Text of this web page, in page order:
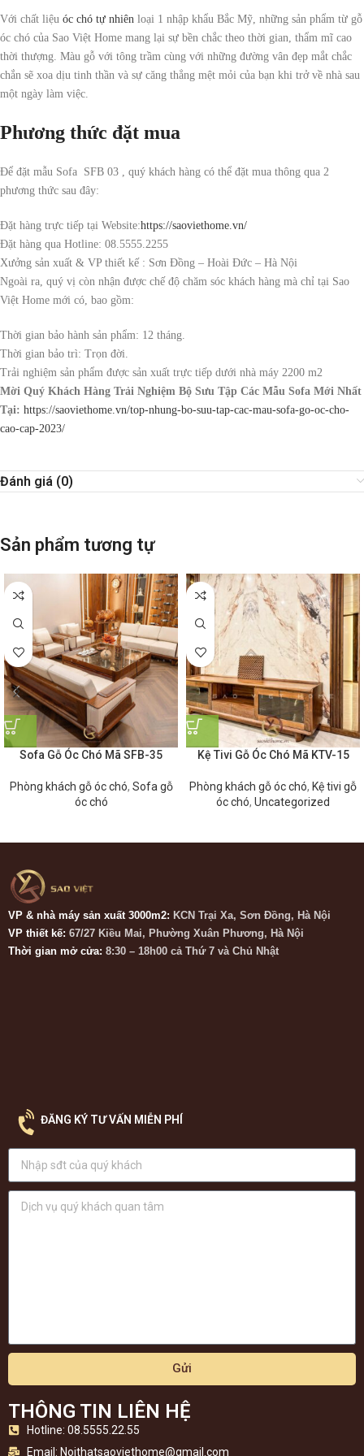
Với chất liệu óc chó tự nhiên loại 1 nhập khẩu Bắc Mỹ, những sản phẩm từ gỗ
óc chó của Sao Việt Home mang lại sự bền chắc theo thời gian, thẩm mĩ cao
thời thượng. Màu gỗ với tông trầm cùng với những đường vân đẹp mắt chắc
chắn sẽ xoa dịu tinh thần và sự căng thẳng mệt mỏi của bạn khi trở về nhà sau
một ngày làm việc.
Phương thức đặt mua
Để đặt mẫu Sofa SFB 03 , quý khách hàng có thể đặt mua thông qua 2
phương thức sau đây:
Đặt hàng trực tiếp tại Website:https://saoviethome.vn/
Đặt hàng qua Hotline: 08.5555.2255
Xưởng sản xuất & VP thiết kế : Sơn Đồng – Hoài Đức – Hà Nội
Ngoài ra, quý vị còn nhận được chế độ chăm sóc khách hàng mà chỉ tại Sao
Việt Home mới có, bao gồm:
Thời gian bảo hành sản phẩm: 12 tháng.
Thời gian bảo trì: Trọn đời.
Trải nghiệm sản phẩm được sản xuất trực tiếp dưới nhà máy 2200 m2
Mời Quý Khách Hàng Trải Nghiệm Bộ Sưu Tập Các Mẫu Sofa Mới Nhất
Tại: https://saoviethome.vn/top-nhung-bo-suu-tap-cac-mau-sofa-go-oc-cho-
cao-cap-2023/
Đánh giá (0)
Sản phẩm tương tự
Sofa Gỗ Óc Chó Mã SFB-35
Phòng khách gỗ óc chó, Sofa gỗ
óc chó
Kệ Tivi Gỗ Óc Chó Mã KTV-15
Phòng khách gỗ óc chó, Kệ tivi gỗ
óc chó, Uncategorized
VP & nhà máy sản xuất 3000m2: KCN Trại Xa, Sơn Đồng, Hà Nội
VP thiết kế: 67/27 Kiều Mai, Phường Xuân Phương, Hà Nội
Thời gian mở cửa: 8:30 – 18h00 cả Thứ 7 và Chủ Nhật
ĐĂNG KÝ TƯ VẤN MIỄN PHÍ
Gửi
THÔNG TIN LIÊN HỆ
Hotline: 08.5555.22.55
Email: Noithatsaoviethome@gmail.com